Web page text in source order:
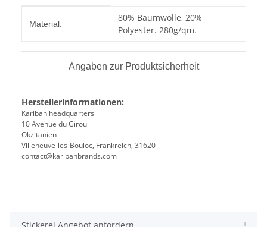
Material:
80% Baumwolle, 20%
Polyester. 280g/qm.
Angaben zur Produktsicherheit
Herstellerinformationen:
Kariban headquarters
10 Avenue du Girou
Okzitanien
Villeneuve-les-Bouloc, Frankreich, 31620
contact@karibanbrands.com